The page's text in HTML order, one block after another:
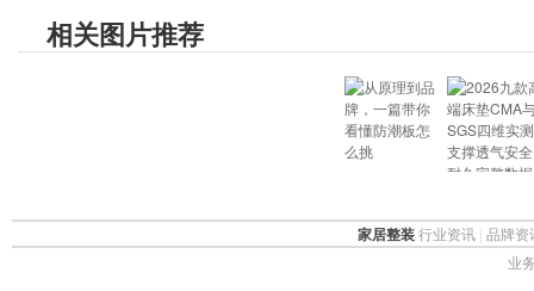
相关图片推荐
家居整装 行业资讯| 品牌资
业